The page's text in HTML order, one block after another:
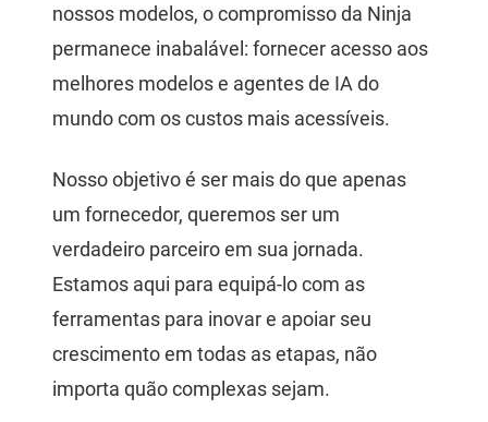
nossos modelos, o compromisso da Ninja
permanece inabalável: fornecer acesso aos
melhores modelos e agentes de IA do
mundo com os custos mais acessíveis.
Nosso objetivo é ser mais do que apenas
um fornecedor, queremos ser um
verdadeiro parceiro em sua jornada.
Estamos aqui para equipá-lo com as
ferramentas para inovar e apoiar seu
crescimento em todas as etapas, não
importa quão complexas sejam.